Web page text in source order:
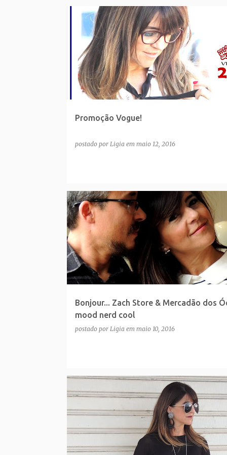
Promoção Vogue!
postado por Ligia em maio 12, 2016
Bonjour... Zach Store & Mercadão dos
mood nerd cool
postado por Ligia em maio 10, 2016